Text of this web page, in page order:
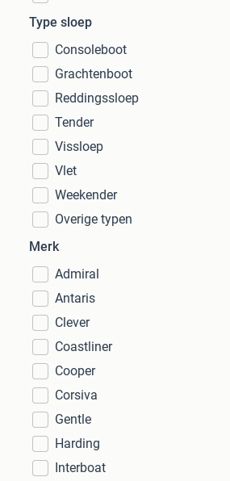
Type sloep
Consoleboot
Grachtenboot
Reddingssloep
Tender
Vissloep
Vlet
Weekender
Overige typen
Merk
Admiral
Antaris
Clever
Coastliner
Cooper
Corsiva
Gentle
Harding
Interboat